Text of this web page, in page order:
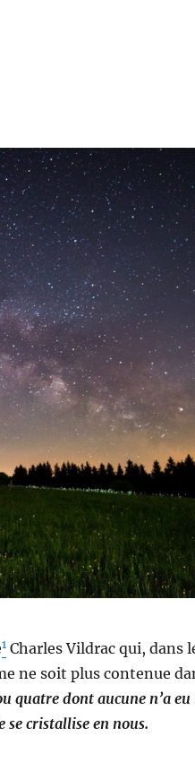
1Charles Vildrac qui, dans
ne soit plus contenue
quatre dont aucune n’a eu
se cristallise en nous.